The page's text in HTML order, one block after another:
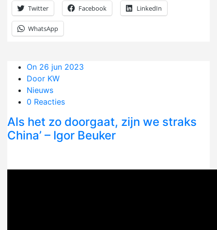
Twitter Facebook LinkedIn
WhatsApp
On 26 jun 2023
Door KW
Nieuws
0 Reacties
Als het zo doorgaat, zijn we straks
China’ – Igor Beuker